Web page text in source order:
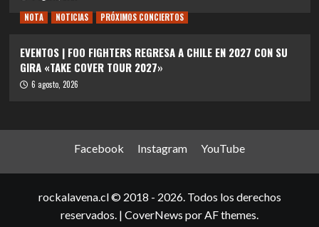
NOTA
NOTICIAS PRÓXIMOS CONCIERTOS
EVENTOS | FOO FIGHTERS REGRESA A CHILE EN 2027 CON SU
GIRA «TAKE COVER TOUR 2027»
6 agosto, 2026
Facebook Instagram YouTube
rockalavena.cl © 2018 - 2026. Todos los derechos
reservados. | CoverNews por AF themes.